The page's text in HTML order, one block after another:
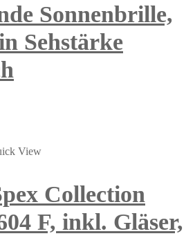
Sonnenbrille,
Sehstärke
View
Collection
F, inkl. Gläser,